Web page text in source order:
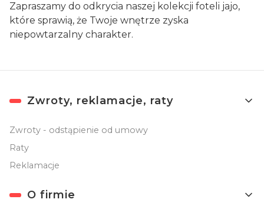
Zapraszamy do odkrycia naszej kolekcji foteli jajo,
które sprawią, że Twoje wnętrze zyska
niepowtarzalny charakter.
Linki w stopce
Zwroty, reklamacje, raty
Zwroty - odstąpienie od umowy
Raty
Reklamacje
O firmie